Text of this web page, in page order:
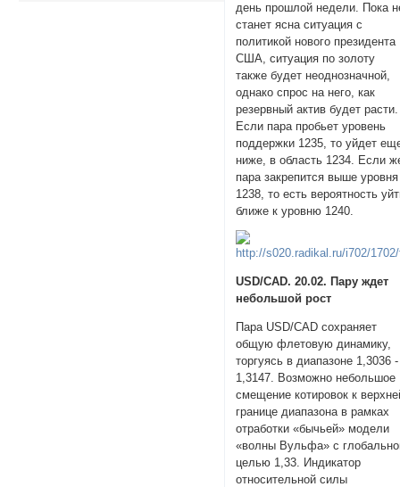
день прошлой недели. Пока
станет ясна ситуация с
политикой нового президента
США, ситуация по золоту
также будет неоднозначной,
однако спрос на него, как
резервный актив будет
Если пара пробьет уровень
поддержки 1235, то уйдет
ниже, в область 1234. Если
пара закрепится выше уровня
1238, то есть вероятность
ближе к уровню 1240.
USD/CAD. 20.02. Пару ждет
небольшой рост
Пара USD/CAD сохраняет
общую флетовую динамику,
торгуясь в диапазоне 1,3036 -
1,3147. Возможно небольшое
смещение котировок к
границе диапазона в рамках
отработки «бычьей» модели
«волны Вульфа» с
целью 1,33. Индикатор
относительной силы